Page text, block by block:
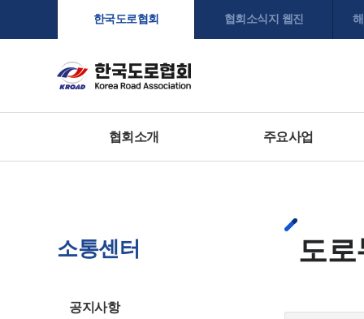
한국도로협회 협회소식지 웹진
협회소개 주요사업
소통센터
공지사항
도로